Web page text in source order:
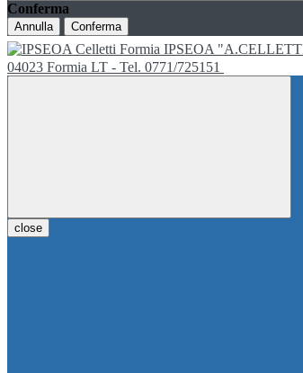
Conferma
Annulla Conferma
IPSEOA
04023 Formia LT - Tel. 0771/725151
close